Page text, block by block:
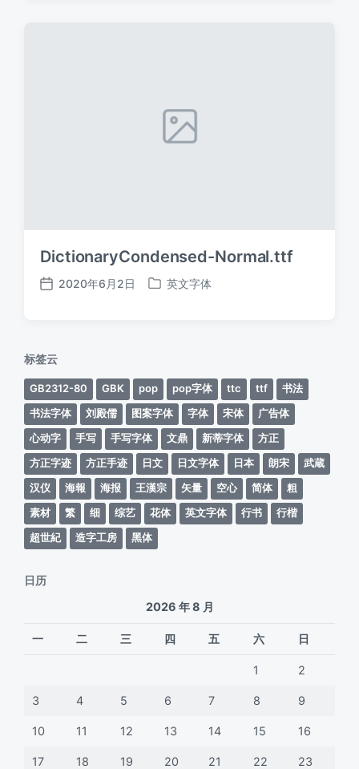
DictionaryCondensed-Normal.ttf
发
2020年6月2日
发
英文字体
标签云
GB2312-80 GBK pop pop字体 ttc ttf
书法
书法字体
刘殿儒 图案字体 字体 宋体
广告体
心动字
手写 手写字体 文鼎 新蒂字体
方正
方正字迹
方正手迹 日文 日文字体 日本 朗宋
武蔵
汉仪
海報 海报 王漢宗 矢量 空心 简体
粗
素材
繁 细 综艺 花体 英文字体 行书
行楷
超世紀
造字工房 黑体
日历
2026 年 8 月
一 二 三 四 五 六 日
1 2
3 4 5 6 7 8 9
10 11 12 13 14 15 16
17 18 19 20 21 22 23